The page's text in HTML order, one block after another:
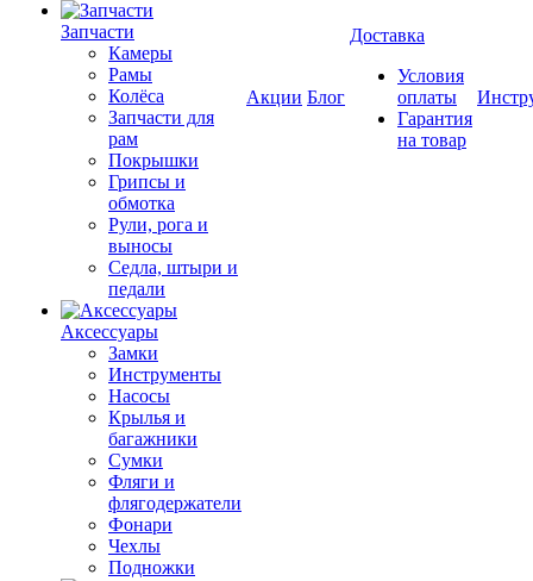
Запчасти
Камеры
Рамы
Колёса
Запчасти для
рам
Покрышки
Грипсы и
обмотка
Рули, рога и
выносы
Седла, штыри и
педали
Аксессуары
Замки
Инструменты
Насосы
Крылья и
багажники
Сумки
Фляги и
флягодержатели
Фонари
Чехлы
Подножки
Акции Блог
Доставка
Условия
оплаты
Гарантия
на товар